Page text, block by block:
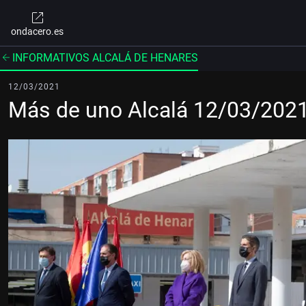
ondacero.es
INFORMATIVOS ALCALÁ DE HENARES
12/03/2021
Más de uno Alcalá 12/03/